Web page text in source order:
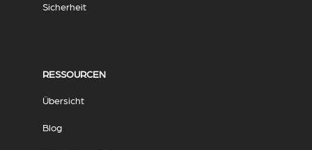
Sicherheit
RESSOURCEN
Übersicht
Blog